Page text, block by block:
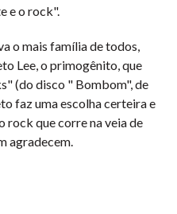
e o rock".
o mais família de todos,
Lee, o primogênito, que
(do disco " Bombom", de
faz uma escolha certeira e
rock que corre na veia de
agradecem.